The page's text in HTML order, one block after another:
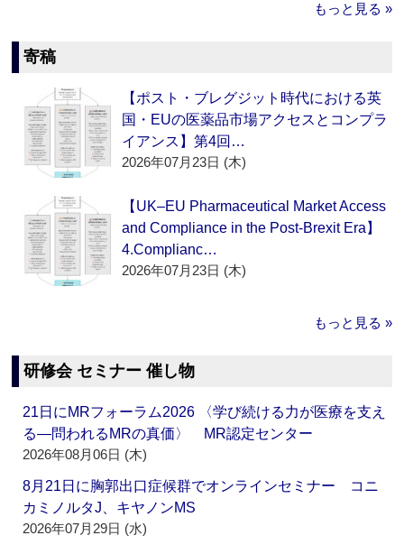
もっと見る »
寄稿
【ポスト・ブレグジット時代における英
国・EUの医薬品市場アクセスとコンプラ
イアンス】第4回…
2026年07月23日 (木)
【UK–EU Pharmaceutical Market Access
and Compliance in the Post-Brexit Era】
4.Complianc…
2026年07月23日 (木)
もっと見る »
研修会 セミナー 催し物
21日にMRフォーラム2026 〈学び続ける力が医療を支え
る―問われるMRの真価〉 MR認定センター
2026年08月06日 (木)
8月21日に胸郭出口症候群でオンラインセミナー コニ
カミノルタJ、キヤノンMS
2026年07月29日 (水)